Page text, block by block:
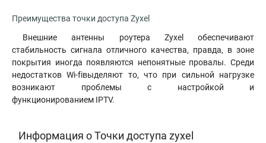
Преимущества точки доступа Zyxel
Внешние антенны роутера Zyxel обеспечивают
стабильность сигнала отличного качества, правда, в зоне
покрытия иногда появляются непонятные провалы. Среди
недостатков Wi-fiвыделяют то, что при сильной нагрузке
возникают проблемы с настройкой и
функционированием IPTV.
Информация о Точки доступа zyxel